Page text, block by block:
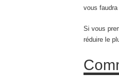
vous
Si vous
réduire le